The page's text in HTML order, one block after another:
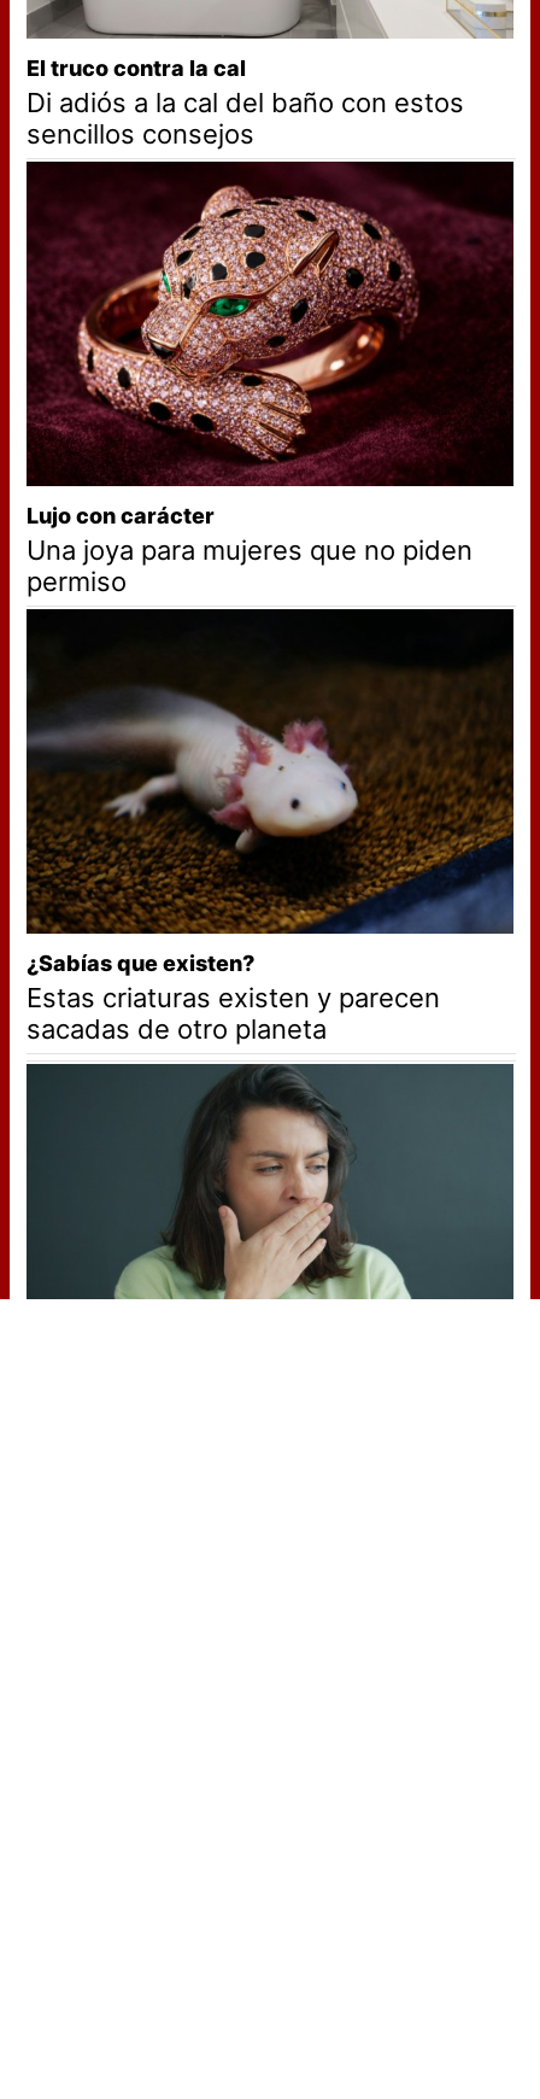
El truco contra la cal
Di adiós a la cal del baño con estos
sencillos consejos
Lujo con carácter
Una joya para mujeres que no piden
permiso
¿Sabías que existen?
Estas criaturas existen y parecen
sacadas de otro planeta